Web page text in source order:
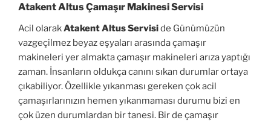
Atakent Altus Çamaşır Makinesi Servisi
Acil olarakAtakent Altus Serviside Günümüzün
vazgeçilmez beyaz eşyaları arasında çamaşır
makineleri yer almakta çamaşır makineleri arıza yaptığı
zaman. İnsanların oldukça canını sıkan durumlar ortaya
çıkabiliyor. Özellikle yıkanması gereken çok acil
çamaşırlarınızın hemen yıkanmaması durumu bizi en
çok üzen durumlardan bir tanesi. Bir de çamaşır